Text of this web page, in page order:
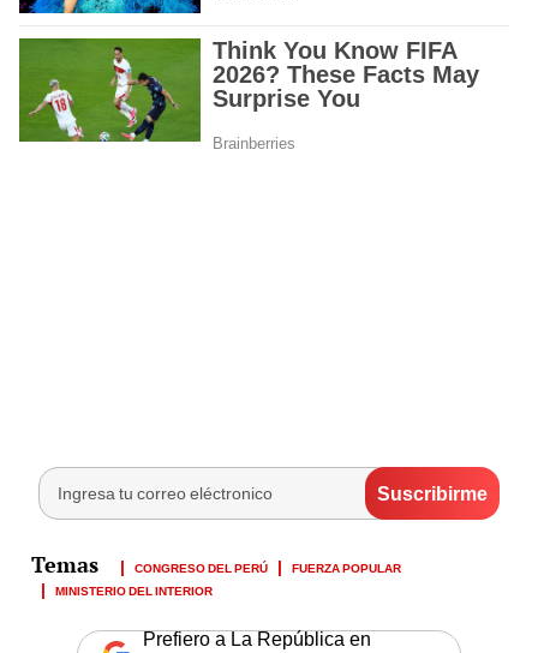
CONGRESO DEL PERÚ
FUERZA POPULAR
MINISTERIO DEL INTERIOR
Prefiero a La República en